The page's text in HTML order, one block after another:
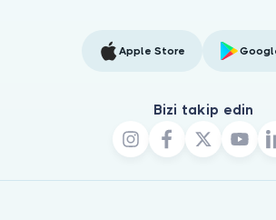
Apple Store
Bizi takip edin